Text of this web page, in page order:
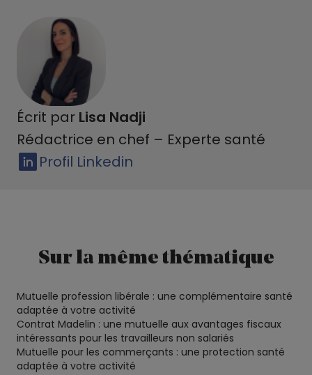
Écrit par Lisa Nadji
Rédactrice en chef – Experte santé
Profil Linkedin
Sur la même thématique
Mutuelle profession libérale : une complémentaire santé
adaptée à votre activité
Contrat Madelin : une mutuelle aux avantages fiscaux
intéressants pour les travailleurs non salariés
Mutuelle pour les commerçants : une protection santé
adaptée à votre activité